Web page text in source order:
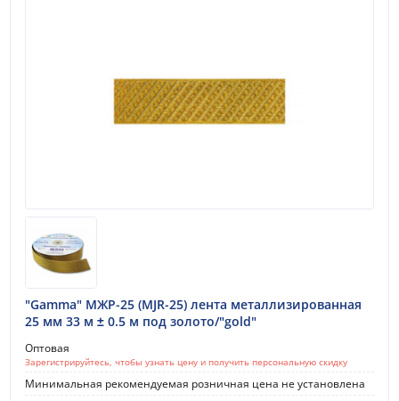
"Gamma" МЖР-25 (MJR-25) лента металлизированная
25 мм 33 м ± 0.5 м под золото/"gold"
Оптовая
Зарегистрируйтесь, чтобы узнать цену и получить персональную скидку
Минимальная рекомендуемая розничная цена не установлена